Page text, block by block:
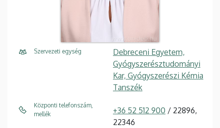
Szervezeti egység
Debreceni Egyetem,
Gyógyszerésztudományi
Kar, Gyógyszerészi Kémia
Tanszék
Központi telefonszám,
mellék
+36 52 512 900 / 22896,
22346